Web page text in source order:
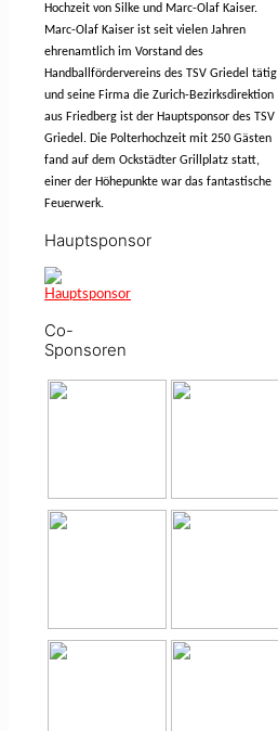
Hochzeit von Silke und Marc-Olaf Kaiser.
Marc-Olaf Kaiser ist seit vielen Jahren
ehrenamtlich im Vorstand des
Handballfördervereins des TSV Griedel tätig
und seine Firma die Zurich-Bezirksdirektion
aus Friedberg ist der Hauptsponsor des TSV
Griedel. Die Polterhochzeit mit 250 Gästen
fand auf dem Ockstädter Grillplatz statt,
einer der Höhepunkte war das fantastische
Feuerwerk.
Hauptsponsor
Co-
Sponsoren